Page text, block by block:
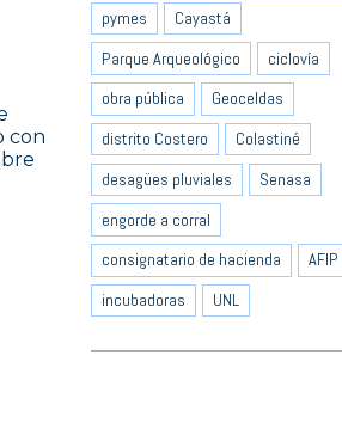
con
pymes
Cayastá
Parque Arqueológico
ciclovía
obra pública
Geoceldas
distrito Costero
Colastiné
desagües pluviales
Senasa
engorde a corral
consignatario de hacienda
AFIP
incubadoras
UNL